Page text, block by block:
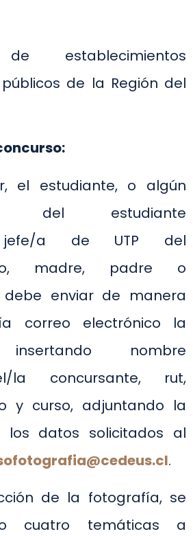
de establecimientos
de la Región del
el estudiante, o algún
del estudiante
jefe/a de UTP del
madre, padre o
enviar de manera
correo electrónico la
insertando nombre
la concursante, rut,
y curso, adjuntando la
los datos solicitados al
.
de la fotografía, se
cuatro temáticas a